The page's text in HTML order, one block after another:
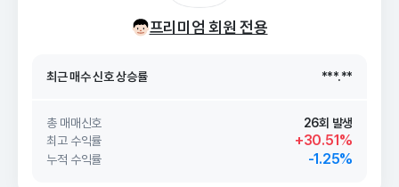
프리미엄 회원 전용
26. 08/09
최근 매수 신호 상승률 ***.**
최근 매수 신호 ***.**
총 매매신호
26회 발생
최고 수익률
+30.51%
누적 수익률 -1.25%